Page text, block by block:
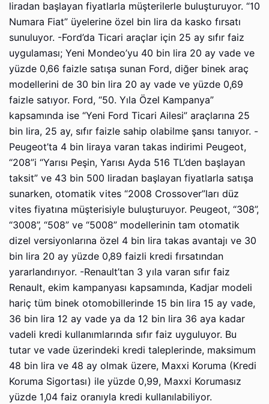
liradan başlayan fiyatlarla müşterilerle buluşturuyor. “10
Numara Fiat” üyelerine özel bin lira da kasko fırsatı
sunuluyor. -Ford’da Ticari araçlar için 25 ay sıfır faiz
uygulaması; Yeni Mondeo’yu 40 bin lira 20 ay vade ve
yüzde 0,66 faizle satışa sunan Ford, diğer binek araç
modellerini de 30 bin lira 20 ay vade ve yüzde 0,69
faizle satıyor. Ford, “50. Yıla Özel Kampanya”
kapsamında ise “Yeni Ford Ticari Ailesi” araçlarına 25
bin lira, 25 ay, sıfır faizle sahip olabilme şansı tanıyor. -
Peugeot’ta 4 bin liraya varan takas indirimi Peugeot,
“208”i “Yarısı Peşin, Yarısı Ayda 516 TL’den başlayan
taksit” ve 43 bin 500 liradan başlayan fiyatlarla satışa
sunarken, otomatik vites “2008 Crossover”ları düz
vites fiyatına müşterisiyle buluşturuyor. Peugeot, “308”,
“3008”, “508” ve “5008” modellerinin tam otomatik
dizel versiyonlarına özel 4 bin lira takas avantajı ve 30
bin lira 20 ay yüzde 0,89 faizli kredi fırsatından
yararlandırıyor. -Renault’tan 3 yıla varan sıfır faiz
Renault, ekim kampanyası kapsamında, Kadjar modeli
hariç tüm binek otomobillerinde 15 bin lira 15 ay vade,
36 bin lira 12 ay vade ya da 12 bin lira 36 aya kadar
vadeli kredi kullanımlarında sıfır faiz uyguluyor. Bu
tutar ve vade üzerindeki kredi taleplerinde, maksimum
48 bin lira ve 48 ay olmak üzere, Maxxi Koruma (Kredi
Koruma Sigortası) ile yüzde 0,99, Maxxi Korumasız
yüzde 1,04 faiz oranıyla kredi kullanılabiliyor.